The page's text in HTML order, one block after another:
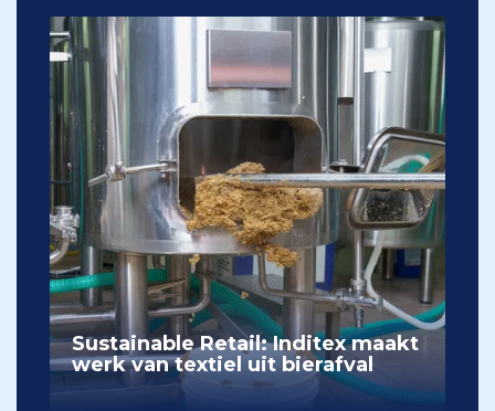
Sustainable Retail: Inditex maakt
werk van textiel uit bierafval